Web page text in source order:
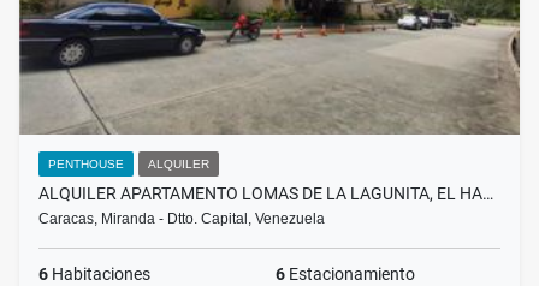
PENTHOUSE ALQUILER
ALQUILER APARTAMENTO LOMAS DE LA LAGUNITA, EL HA…
Caracas, Miranda - Dtto. Capital, Venezuela
6 Habitaciones 6 Estacionamiento